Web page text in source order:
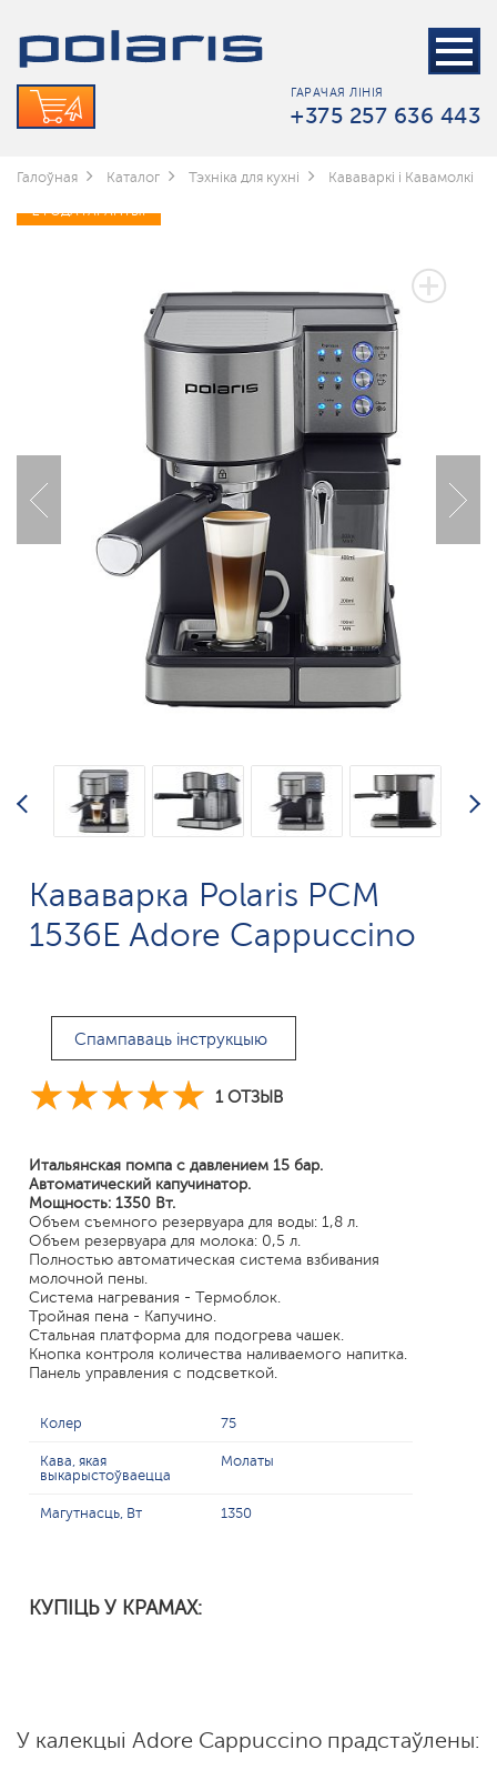
ГАРАЧАЯ ЛІНІЯ
+375 257 636 443
Галоўная Каталог Тэхніка для кухні Кававаркі і Кавамолкі
2 ГОДА ГАРАНТЫІ
Кававарка Polaris PCM
1536E Adore Cappuccino
Спампаваць інструкцыю
1 ОТЗЫВ
Итальянская помпа с давлением 15 бар.
Автоматический капучинатор.
Мощность: 1350 Вт.
Объем съемного резервуара для воды: 1,8 л.
Объем резервуара для молока: 0,5 л.
Полностью автоматическая система взбивания
молочной пены.
Система нагревания - Термоблок.
Тройная пена - Капучино.
Стальная платформа для подогрева чашек.
Кнопка контроля количества наливаемого напитка.
Панель управления с подсветкой.
Колер 75
Кава, якая
выкарыстоўваецца
Молаты
Магутнасць, Вт 1350
КУПІЦЬ У КРАМАХ:
У калекцыі Adore Cappuccino прадстаўлены: